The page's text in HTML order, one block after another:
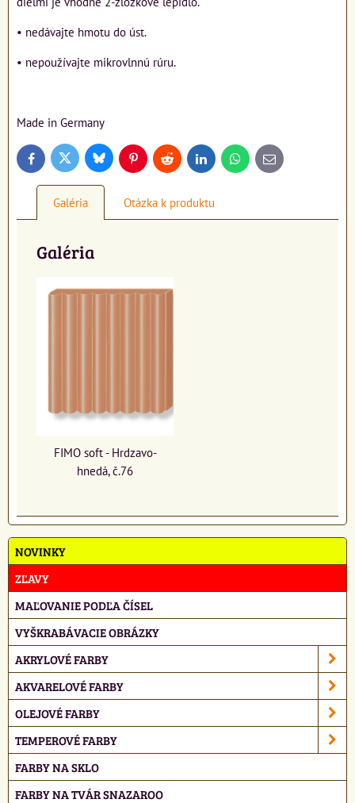
• nedávajte hmotu do úst.
• nepoužívajte mikrovlnnú rúru.
Made in Germany
FacebookTwitter BlueskyPinterestReddit LinkedInWhatsApp
E-
mail
Galéria Otázka k produktu
Galéria
FIMO soft - Hrdzavo-
hnedá, č.76
NOVINKY
ZĽAVY
MAĽOVANIE PODĽA ČÍSEL
VYŠKRABÁVACIE OBRÁZKY
AKRYLOVÉ FARBY
AKVARELOVÉ FARBY
OLEJOVÉ FARBY
TEMPEROVÉ FARBY
FARBY NA SKLO
FARBY NA TVÁR SNAZAROO